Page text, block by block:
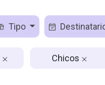
Tipo
Chicos